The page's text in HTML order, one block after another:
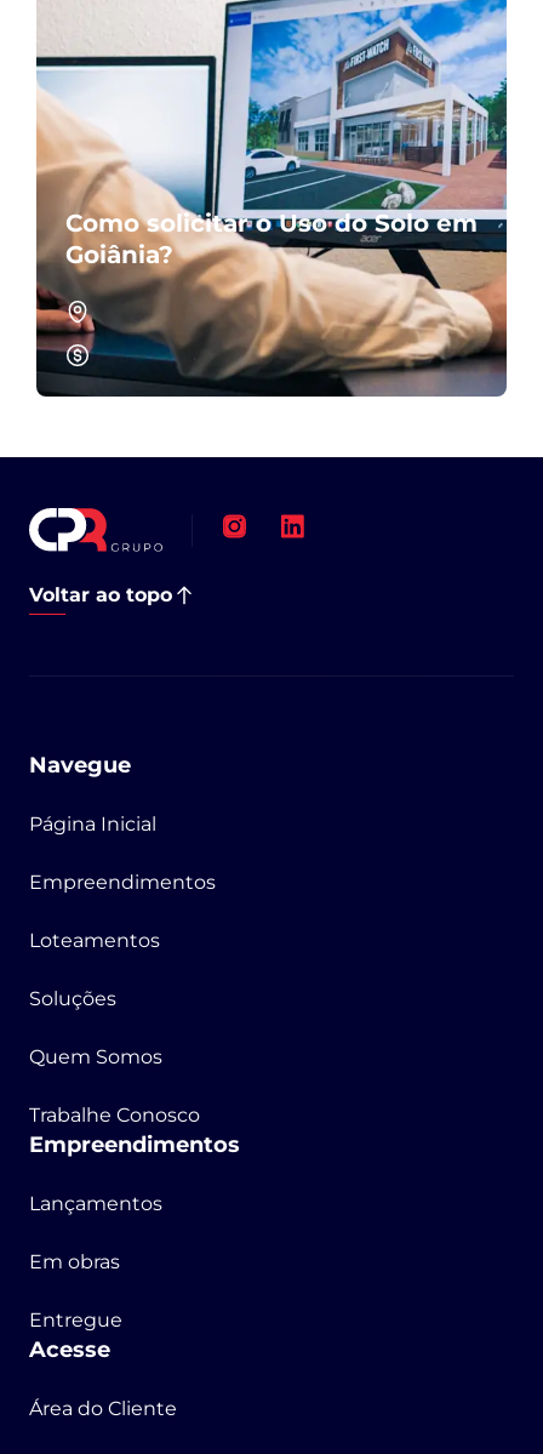
Como solicitar o Uso do Solo em
Goiânia?
Voltar ao topo
Navegue
Página Inicial
Empreendimentos
Loteamentos
Soluções
Quem Somos
Trabalhe Conosco
Empreendimentos
Lançamentos
Em obras
Entregue
Acesse
Área do Cliente